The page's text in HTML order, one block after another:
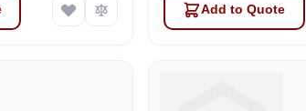
Add to Quote